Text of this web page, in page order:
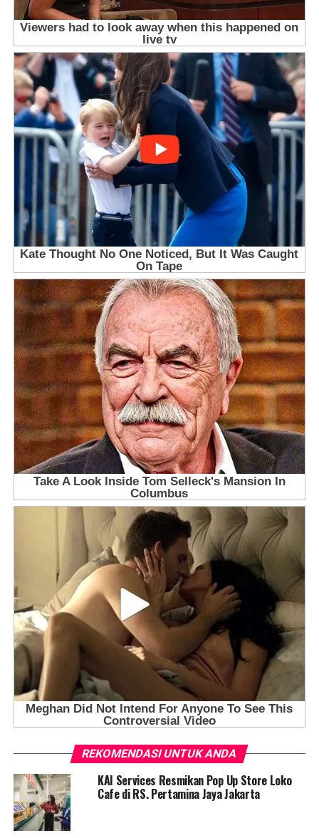
REKOMENDASI UNTUK ANDA
KAI Services Resmikan Pop Up Store Loko
Cafe di RS. Pertamina Jaya Jakarta